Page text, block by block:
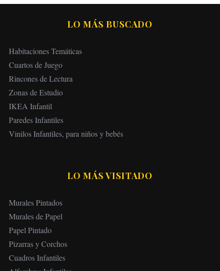
LO MÁS BUSCADO
Habitaciones Temáticas
Cuartos de Juego
Rincones de Lectura
Zonas de Estudio
IKEA Infantil
Paredes Infantiles
Vinilos Infantiles, para niños y bebés
LO MÁS VISITADO
Murales Pintados
Murales de Papel
Papel Pintado
Pizarras y Corchos
Cuadros Infantiles